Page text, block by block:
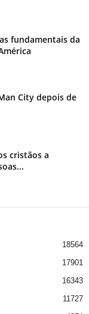
fundamentais da
City depois de
cristãos a
18564
17901
16343
11727